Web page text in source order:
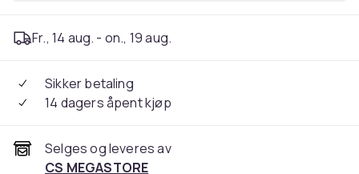
Fr., 14 aug. - on., 19 aug.
Sikker betaling
14 dagers åpent kjøp
Selges og leveres av
CS MEGASTORE